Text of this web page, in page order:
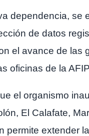
dependencia,
de datos
el avance de
oficinas de la
el organismo
El Calafate,
permite extender la